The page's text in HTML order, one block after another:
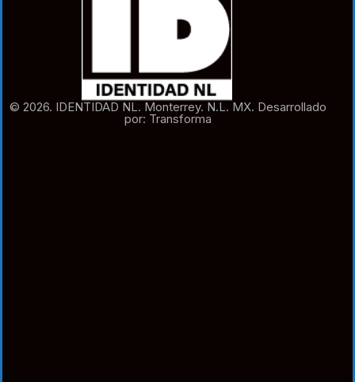
© 2026. IDENTIDAD NL. Monterrey. N.L. MX. Desarrollado
por: Transforma